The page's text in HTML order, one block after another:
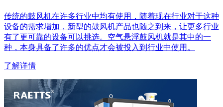
传统的鼓风机在许多行业中均有使用，随着现在行业对于这种
设备的需求增加，新型的鼓风机产品也随之到来，让更多行业
有了更可靠的设备可以挑选。空气悬浮鼓风机就是其中的一
种，本身具备了许多的优点才会被投入到行业中使用。
了解详情